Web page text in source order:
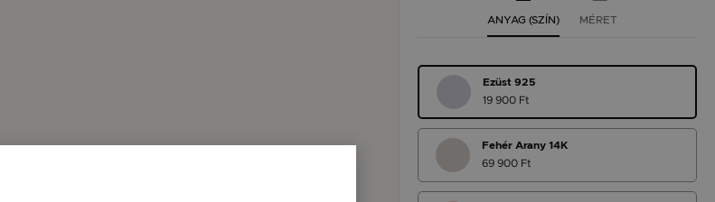
ANYAG (SZÍN) MÉRET
Ezüst 925
19 900 Ft
Fehér Arany 14K
69 900 Ft